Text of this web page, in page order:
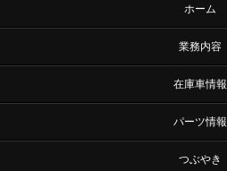
ホーム
業務内容
在庫車情報
パーツ情報
つぶやき